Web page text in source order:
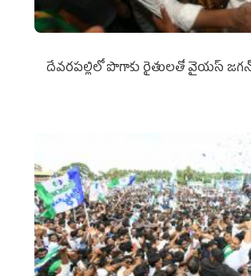
దేవరపల్లిలో పొగాకు రైతులతో వైయస్